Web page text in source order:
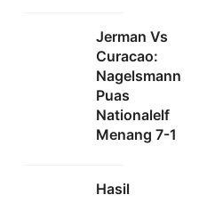
Jerman Vs
Curacao:
Nagelsmann
Puas
Nationalelf
Menang 7-1
Hasil